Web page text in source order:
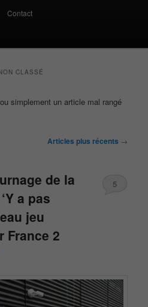
Contact
CLASSÉ
simplement un article mal rangé
Articles plus récents →
de la
a pas
jeu
France 2
5